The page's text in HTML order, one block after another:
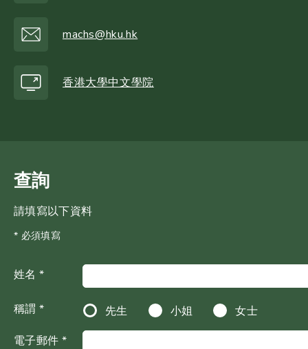
machs@hku.hk
香港大學中文學院
查詢
請填寫以下資料
* 必須填寫
姓名 *
稱謂 * 先生 小姐
女士
電子郵件 *